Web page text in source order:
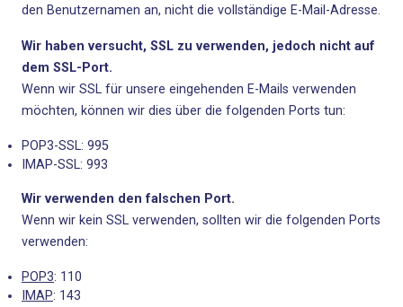
den Benutzernamen an, nicht die vollständige E-Mail-Adresse.
Wir haben versucht, SSL zu verwenden, jedoch nicht auf
dem SSL-Port.
Wenn wir SSL für unsere eingehenden E-Mails verwenden
möchten, können wir dies über die folgenden Ports tun:
POP3-SSL: 995
IMAP-SSL: 993
Wir verwenden den falschen Port.
Wenn wir kein SSL verwenden, sollten wir die folgenden Ports
verwenden:
POP3: 110
IMAP: 143